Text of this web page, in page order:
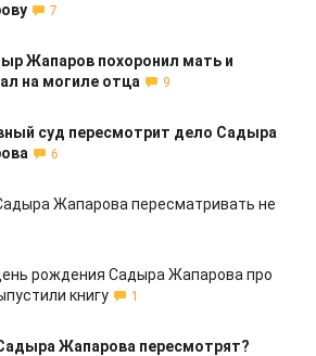
7
Жапаров похоронил мать и
на могиле отца
9
суд пересмотрит дело Садыра
6
Жапарова пересматривать не
рождения Садыра Жапарова про
книгу
1
Жапарова пересмотрят?